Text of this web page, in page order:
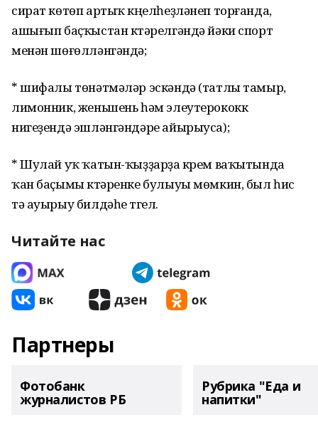
сират көтөп артыҡ күңелһеҙләнеп торғанда,
ашығып баҫҡыстан күтәрелгәндә йәки спорт
менән шөғөлләнгәндә;
* шифалы төнәтмәләр эскәндә (татлы тамыр,
лимонник, женьшень һәм элеутерококк
нигеҙендә эшләнгәндәре айырыуса);
* Шулай уҡ ҡатын-ҡыҙҙарҙа күрем ваҡытында
ҡан баҫымы күтәренке булыуы мөмкин, был һис
тә ауырыу билдәһе түгел.
Читайте нас
Партнеры
Фотобанк
журналистов РБ
Рубрика "Еда и
напитки"